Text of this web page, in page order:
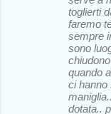
toglierti
faremo
sempre
sono
quando
ci hanno
dotata..